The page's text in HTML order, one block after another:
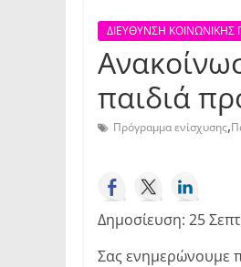
ΔΙΕΥΘΥΝΣΗ ΚΟΙΝΩΝΙΚΗΣ
παιδιά
Πρόγραμμα ενίσχυσης,
Δημοσίευση: 25
Σας ενημερώνουμε